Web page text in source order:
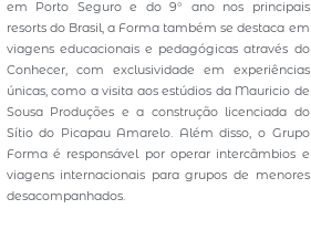
em Porto Seguro e do 9° ano nos principais
resorts do Brasil, a Forma também se destaca em
viagens educacionais e pedagógicas através do
Conhecer, com exclusividade em experiências
únicas, como a visita aos estúdios da Mauricio de
Sousa Produções e a construção licenciada do
Sítio do Picapau Amarelo. Além disso, o Grupo
Forma é responsável por operar intercâmbios e
viagens internacionais para grupos de menores
desacompanhados.